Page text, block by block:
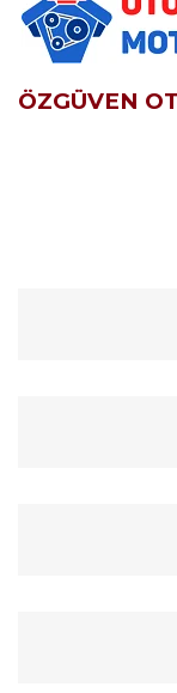
ÖZGÜVEN
Görüş ve
Ürün